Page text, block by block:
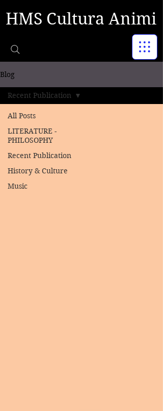
HMS Cultura Animi
Blog
All Posts
LITERATURE -
PHILOSOPHY
Recent Publication
History & Culture
Music
Recent Publication